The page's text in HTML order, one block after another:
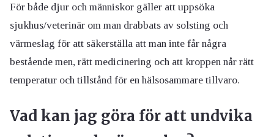
För både djur och människor gäller att uppsöka
sjukhus/veterinär om man drabbats av solsting och
värmeslag för att säkerställa att man inte får några
bestående men, rätt medicinering och att kroppen når rätt
temperatur och tillstånd för en hälsosammare tillvaro.
Vad kan jag göra för att undvika